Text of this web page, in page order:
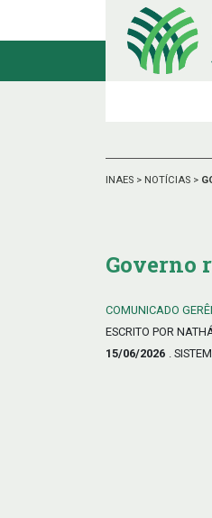
INAES > NOTÍCIAS >
Governo
COMUNICADO
ESCRITO POR
15/06/2026 .